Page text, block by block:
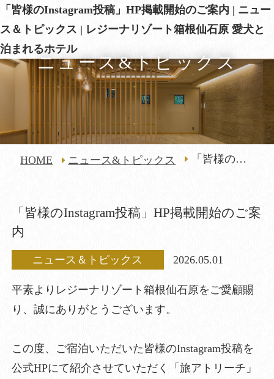
「皆様のInstagram投稿」HP掲載開始のご案内 | ニュー
ス＆トピックス | レジーナリゾート箱根仙石原 愛犬と
泊まれるホテル
ニュース&トピックス
HOME ニュース&トピックス
「皆様の
始のご案内
「皆様のInstagram投稿」HP掲載開始のご案
内
ニュース＆トピックス 2026.05.01
平素よりレジーナリゾート箱根仙石原をご愛顧賜
り、誠にありがとうございます。
この度、ご宿泊いただいた皆様のInstagram投稿を
公式HPにて紹介させていただく「旅アトリーチ」